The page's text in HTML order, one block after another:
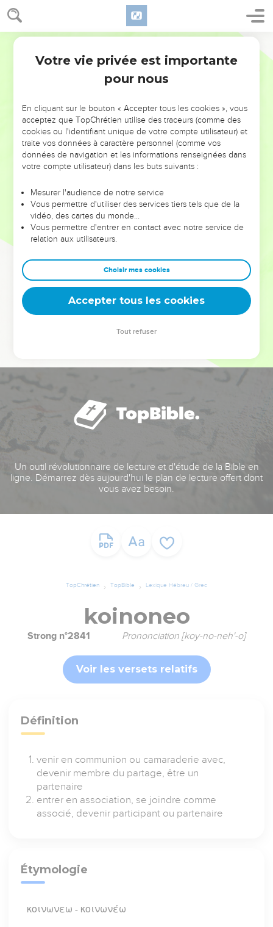
NE MANQUEZ PAS L’ÉVÉNEMENT
DE L’ANNÉE !
ET SI LEURS ERREURS POUVAIENT VOUS ÉVITER LES
VOTRES ?
leur foi ou leur vision. Mais on voit moins les doutes, les erreurs
et les saisons difficiles qu'ils ont traversés, alors même que ce
sont elles qui les ont façonnés.
Dans cette conférence, leaders, entrepreneurs, et responsables
clés pour avancer avec plus de sagesse afin que leurs erreurs
deviennent vos tremplins. Que vous guidiez un ministère, une
équipe, un groupe ou une famille, leur expérience est faite
Un outil révolutionnaire de lecture et d'étude de la Bible en
ligne. Démarrez dès aujourd'hui le plan de lecture offert dont
vous avez besoin.
TopChrétien TopBible Lexique Hébreu / Grec
koinoneo
Strong n°2841 Prononciation [koy-no-neh'-o]
Voir les versets relatifs
Définition
venir en communion ou camaraderie avec,
devenir membre du partage, être un
partenaire
entrer en association, se joindre comme
associé, devenir participant ou partenaire
Étymologie
κοινωνεω - κοινωνέω
Votre vie privée est importante
pour nous
En cliquant sur le bouton « Accepter tous les cookies », vous
acceptez que TopChrétien utilise des traceurs (comme des
cookies ou l'identifiant unique de votre compte utilisateur) et
traite vos données à caractère personnel (comme vos
données de navigation et les informations renseignées dans
votre compte utilisateur) dans les buts suivants :
Mesurer l'audience de notre service
Vous permettre d'utiliser des services tiers tels que de la
vidéo, des cartes du monde…
Vous permettre d'entrer en contact avec notre service de
relation aux utilisateurs.
Choisir mes cookies
Accepter tous les cookies
Tout refuser